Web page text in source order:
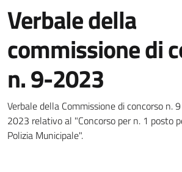
Verbale della
commissione di
n. 9-2023
Dettagli della notizia
Verbale della Commissione di concorso n.
2023 relativo al "Concorso per n. 1 posto
Polizia Municipale".